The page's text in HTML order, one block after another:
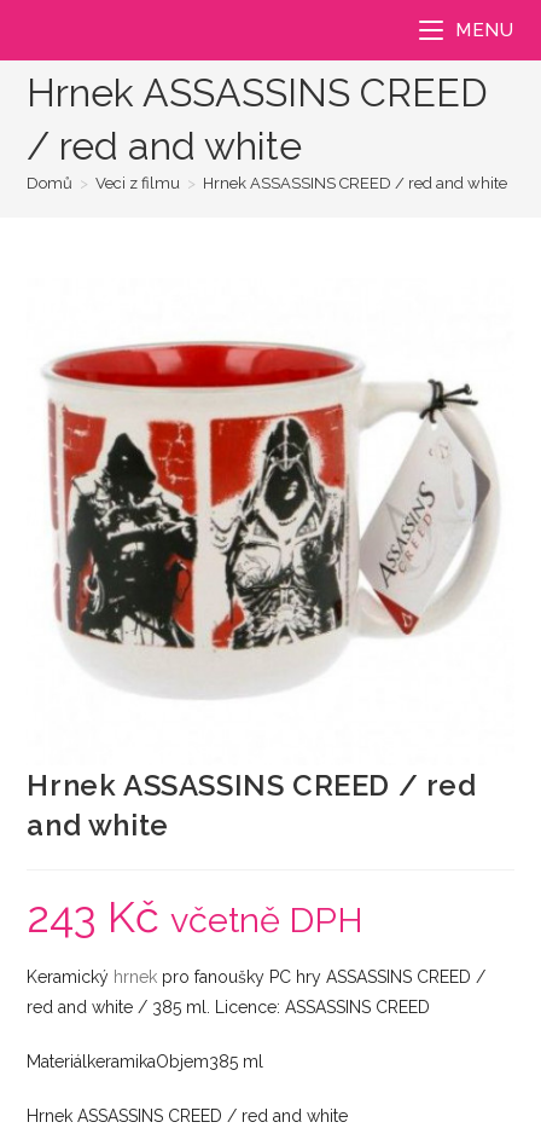
MENU
Hrnek ASSASSINS CREED
/ red and white
Domů > Veci z filmu > Hrnek ASSASSINS CREED / red and white
Hrnek ASSASSINS CREED / red
and white
243 Kč včetně DPH
Keramický hrnek pro fanoušky PC hry ASSASSINS CREED /
red and white / 385 ml. Licence: ASSASSINS CREED
MateriálkeramikaObjem385 ml
Hrnek ASSASSINS CREED / red and white